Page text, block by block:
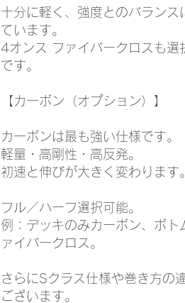
十分に軽く、強度とのバランス
ています。
4オンス ファイバークロスも選
です。
【カーボン（オプション）】
カーボンは最も強い仕様です。
軽量・高剛性・高反発。
初速と伸びが大きく変わります
フル／ハーフ選択可能。
例：デッキのみカーボン、ボト
ァイバークロス。
さらにSクラス仕様や巻き方の
ございます。